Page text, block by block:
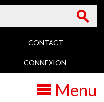
de
CONTACT
CONNEXION
Menu